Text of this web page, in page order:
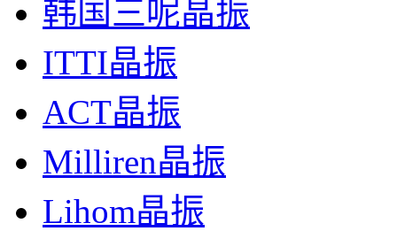
韩国三呢晶振
ITTI晶振
ACT晶振
Milliren晶振
Lihom晶振